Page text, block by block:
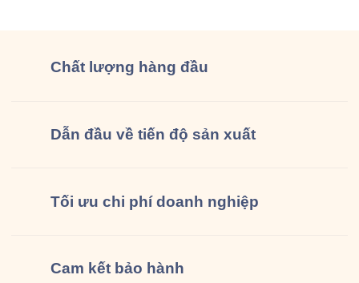
Chất lượng hàng đầu
Dẫn đầu về tiến độ sản xuất
Tối ưu chi phí doanh nghiệp
Cam kết bảo hành